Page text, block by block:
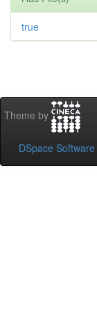
true
Theme by
DSpace Software